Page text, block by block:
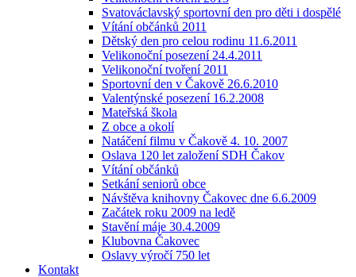
Svatováclavský sportovní den pro děti i dospělé
Vítání občánků 2011
Dětský den pro celou rodinu 11.6.2011
Velikonoční posezení 24.4.2011
Velikonoční tvoření 2011
Sportovní den v Čakově 26.6.2010
Valentýnské posezení 16.2.2008
Mateřská škola
Z obce a okolí
Natáčení filmu v Čakově 4. 10. 2007
Oslava 120 let založení SDH Čakov
Vítání občánků
Setkání seniorů obce
Návštěva knihovny Čakovec dne 6.6.2009
Začátek roku 2009 na ledě
Stavění máje 30.4.2009
Klubovna Čakovec
Oslavy výročí 750 let
Kontakt